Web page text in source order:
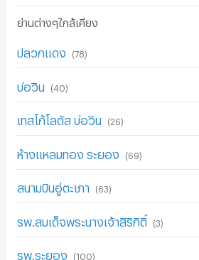
ย่านต่างๆใกล้เคียง
ปลวกแดง (78)
บ่อวิน (40)
เทสโก้โลตัส บ่อวิน (26)
ห้างแหลมทอง ระยอง (69)
สนามบินอู่ตะเภา (63)
รพ.สมเด็จพระนางเจ้าสิริกิติ์ (3)
รพ.ระยอง (100)